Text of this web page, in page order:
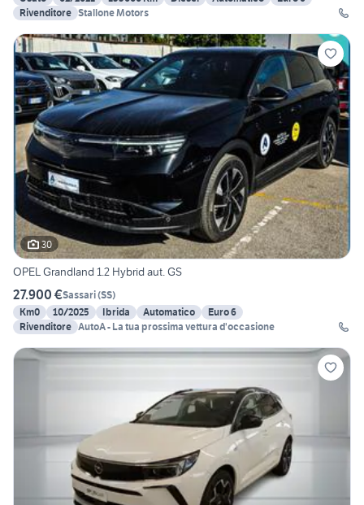
Rivenditore Stallone Motors
30
OPEL Grandland 1.2 Hybrid aut. GS
27.900 €Sassari(SS)
Km0
10/2025 Ibrida Automatico
Euro 6
Rivenditore AutoA - La tua prossima vettura d'occasione